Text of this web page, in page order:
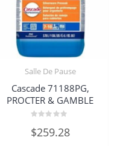
Salle De Pause
Cascade 71188PG,
PROCTER & GAMBLE
0
$259.28